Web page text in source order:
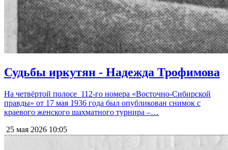
Судьбы иркутян - Надежда Трофимова
На четвёртой полосе 112-го номера «Восточно-Сибирской
правды» от 17 мая 1936 года был опубликован снимок с
краевого женского шахматного турнира –…
25 мая 2026 10:05